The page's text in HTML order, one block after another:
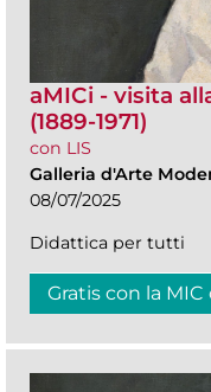
aMICi - visita
(1889-1971)
con LIS
Galleria d'Arte
08/07/2025
Didattica per tutti
Gratis con la MIC